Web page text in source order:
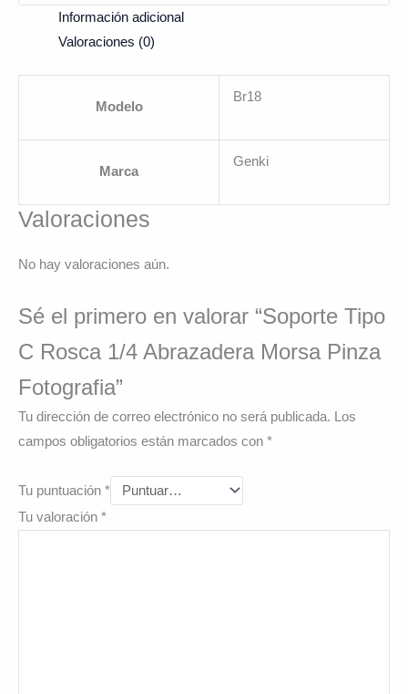
Información adicional
Valoraciones (0)
Modelo
Br18
Marca
Genki
Valoraciones
No hay valoraciones aún.
Sé el primero en valorar “Soporte Tipo
C Rosca 1/4 Abrazadera Morsa Pinza
Fotografia”
Tu dirección de correo electrónico no será publicada. Los
campos obligatorios están marcados con *
Tu puntuación *
Tu valoración *